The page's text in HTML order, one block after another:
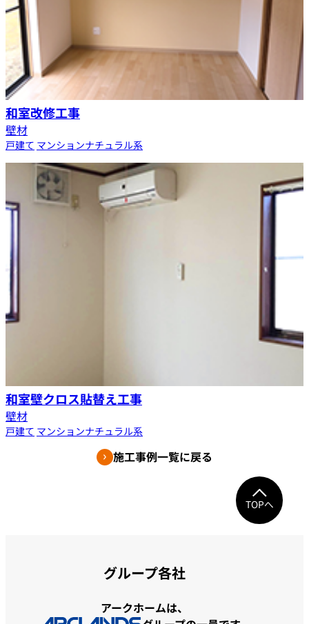
和室改修工事
壁材
戸建て マンションナチュラル系
和室壁クロス貼替え工事
壁材
戸建て マンションナチュラル系
施工事例一覧に戻る
TOPへ
グループ各社
アークホームは、